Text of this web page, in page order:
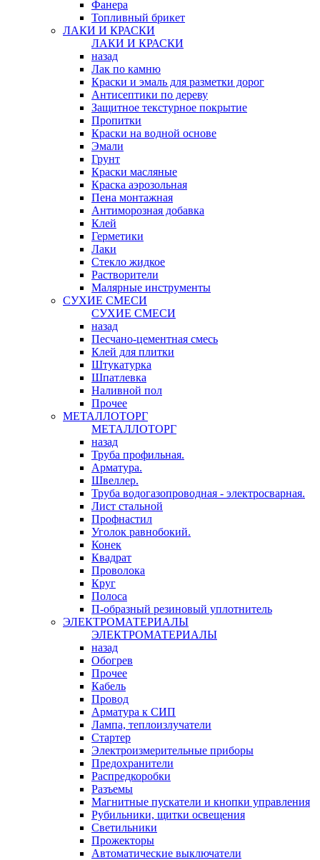
Фанера
Топливный брикет
ЛАКИ И КРАСКИ
ЛАКИ И КРАСКИ
назад
Лак по камню
Краски и эмаль для разметки дорог
Антисептики по дереву
Защитное текстурное покрытие
Пропитки
Краски на водной основе
Эмали
Грунт
Краски масляные
Краска аэрозольная
Пена монтажная
Антиморозная добавка
Клей
Герметики
Лаки
Стекло жидкое
Растворители
Малярные инструменты
СУХИЕ СМЕСИ
СУХИЕ СМЕСИ
назад
Песчано-цементная смесь
Клей для плитки
Штукатурка
Шпатлевка
Наливной пол
Прочее
МЕТАЛЛОТОРГ
МЕТАЛЛОТОРГ
назад
Труба профильная.
Арматура.
Швеллер.
Труба водогазопроводная - электросварная.
Лист стальной
Профнастил
Уголок равнобокий.
Конек
Квадрат
Проволока
Круг
Полоса
П-образный резиновый уплотнитель
ЭЛЕКТРОМАТЕРИАЛЫ
ЭЛЕКТРОМАТЕРИАЛЫ
назад
Обогрев
Прочее
Кабель
Провод
Арматура к СИП
Лампа, теплоизлучатели
Стартер
Электроизмерительные приборы
Предохранители
Распредкоробки
Разъемы
Магнитные пускатели и кнопки управления
Рубильники, щитки освещения
Светильники
Прожекторы
Автоматические выключатели